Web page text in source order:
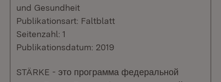
und Gesundheit
Publikationsart: Faltblatt
Seitenzahl: 1
Publikationsdatum: 2019
STÄRKE - это программа федеральной